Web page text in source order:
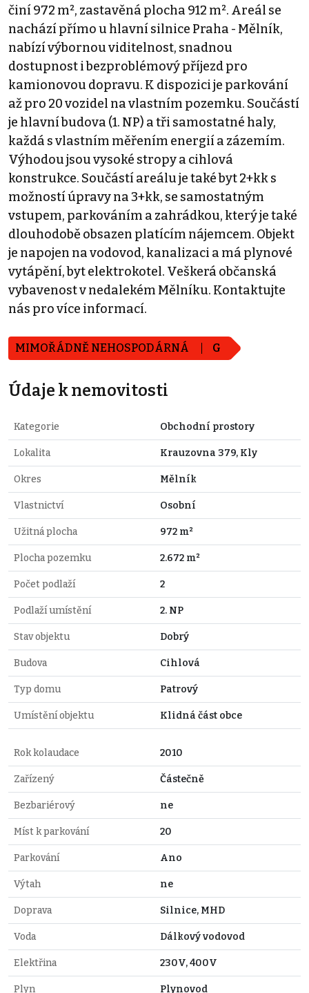
činí 972 m², zastavěná plocha 912 m². Areál se
nachází přímo u hlavní silnice Praha - Mělník,
nabízí výbornou viditelnost, snadnou
dostupnost i bezproblémový příjezd pro
kamionovou dopravu. K dispozici je parkování
až pro 20 vozidel na vlastním pozemku. Součástí
je hlavní budova (1. NP) a tři samostatné haly,
každá s vlastním měřením energií a zázemím.
Výhodou jsou vysoké stropy a cihlová
konstrukce. Součástí areálu je také byt 2+kk s
možností úpravy na 3+kk, se samostatným
vstupem, parkováním a zahrádkou, který je také
dlouhodobě obsazen platícím nájemcem. Objekt
je napojen na vodovod, kanalizaci a má plynové
vytápění, byt elektrokotel. Veškerá občanská
vybavenost v nedalekém Mělníku. Kontaktujte
nás pro více informací.
MIMOŘÁDNĚ NEHOSPODÁRNÁ G
Údaje k nemovitosti
Kategorie Obchodní prostory
Lokalita Krauzovna 379, Kly
Okres Mělník
Vlastnictví Osobní
Užitná plocha 972 m²
Plocha pozemku 2.672 m²
Počet podlaží 2
Podlaží umístění 2. NP
Stav objektu Dobrý
Budova Cihlová
Typ domu Patrový
Umístění objektu Klidná část obce
Rok kolaudace 2010
Zařízený Částečně
Bezbariérový ne
Míst k parkování 20
Parkování Ano
Výtah ne
Doprava Silnice, MHD
Voda Dálkový vodovod
Elektřina 230V, 400V
Plyn Plynovod